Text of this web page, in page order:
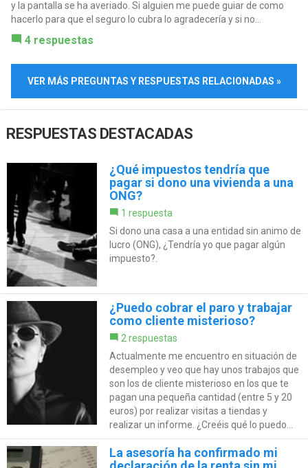
y la pantalla se ha averiado. Si alguien me puede guiar de como
hacerlo para que el seguro lo cubra lo agradecería y si no...
4 respuestas
VER MÁS PREGUNTAS Y RESPUESTAS RELACIONADAS »
RESPUESTAS DESTACADAS
¿Qué impuestos tendría que
pagar si dono una vivienda a una
ONG?
1 respuesta
Si dono una casa a una entidad sin animo de
lucro (ONG), ¿Tendría yo que pagar algún
impuesto?.
¿Puedo cobrar el paro y trabajar
como cliente misterioso?
2 respuestas
Actualmente me encuentro en situación de
desempleo y veo que hay unos trabajos que
son los de cliente misterioso en los que te
pagan una pequeña cantidad (entre 5 y 20
euros) por realizar visitas a tiendas y
realizar un informe. ¿Creéis qué lo puedo...
La asesoría ha confirmado mi